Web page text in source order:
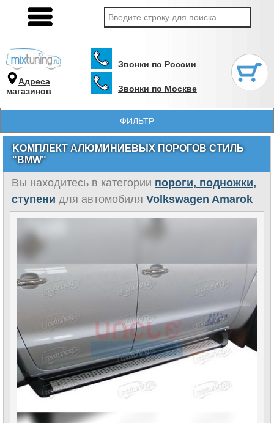
Адреса
магазинов
Звонки по России
Звонки по Москве
ФИЛЬТР
KОМПЛЕКТ АЛЮМИНИЕВЫХ ПОРОГОВ СТИЛЬ
"BMW"
Вы находитесь в категории пороги, подножки,
ступени для автомобиля Volkswagen Amarok